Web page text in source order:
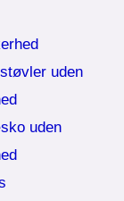
uden
uden